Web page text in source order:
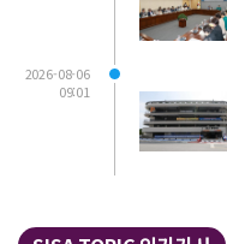
2026-08-06
09:01